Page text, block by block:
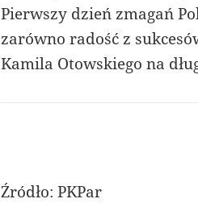
Pierwszy dzień zmagań
zarówno radość z
Kamila Otowskiego na
Źródło: PKPar